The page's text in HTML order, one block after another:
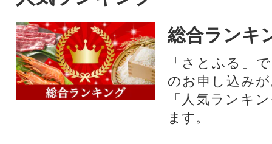
総合ランキ
「さとふる」
のお申し込み
「人気ランキ
ます。